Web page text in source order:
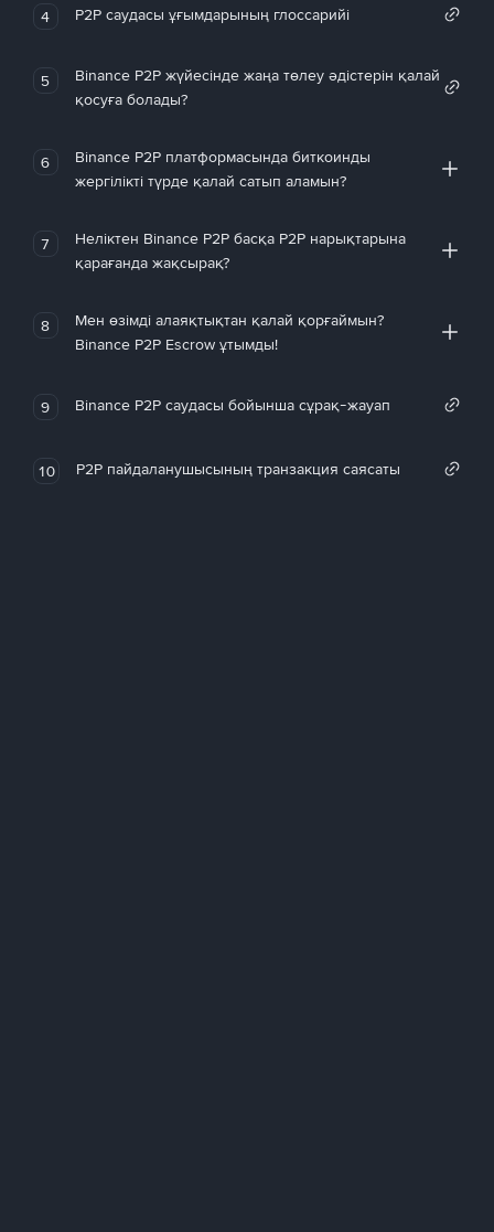
4 P2P саудасы ұғымдарының глоссарийі
5
Binance P2P жүйесінде жаңа төлеу әдістерін қалай
қосуға болады?
6
Binance P2P платформасында биткоинды
жергілікті түрде қалай сатып аламын?
7
Неліктен Binance P2P басқа P2P нарықтарына
қарағанда жақсырақ?
8
Мен өзімді алаяқтықтан қалай қорғаймын?
Binance P2P Escrow ұтымды!
9 Binance P2P саудасы бойынша сұрақ-жауап
10 P2P пайдаланушысының транзакция саясаты